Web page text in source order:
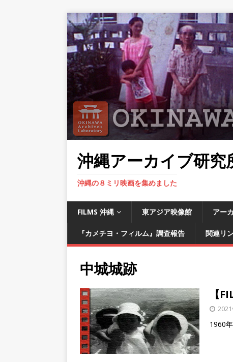
沖縄アーカイブ研究
沖縄の８ミリ映画を集めました
FILMS 沖縄 東アジア映像館 アー
『カメチヨ・フィルム』調査報告 関連リ
中城城跡
【
1960